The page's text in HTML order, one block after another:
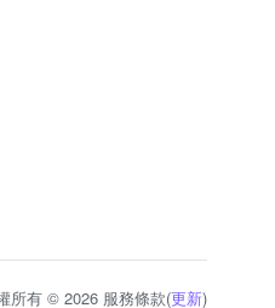
所有 © 2026 服務條款(更新)